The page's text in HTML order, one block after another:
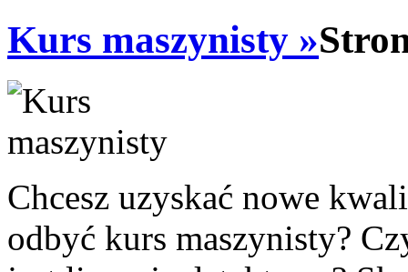
Kurs maszynisty »
Chcesz uzyskać nowe
odbyć kurs maszynisty?